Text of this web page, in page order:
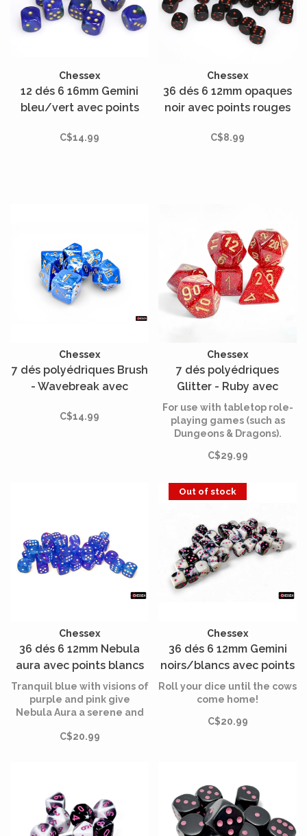
Chessex
12 dés 6 16mm Gemini
bleu/vert avec points
C$14.99
Chessex
36 dés 6 12mm opaques
noir avec points rouges
C$8.99
Chessex
7 dés polyédriques Brush
- Wavebreak avec
C$14.99
Chessex
7 dés polyédriques
Glitter - Ruby avec
chiffres dorés - Méga-
Hedral
For use with tabletop role-
playing games (such as
Dungeons & Dragons).
C$29.99
Chessex
36 dés 6 12mm Nebula
aura avec points blancs
Tranquil blue with visions of
purple and pink give
Nebula Aura a serene and
C$20.99
Out of stock
Chessex
36 dés 6 12mm Gemini
noirs/blancs avec points
roses
Roll your dice until the cows
come home!
C$20.99